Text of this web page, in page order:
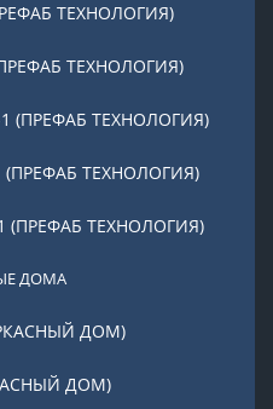
ТЕХНОЛОГИЯ)
ТЕХНОЛОГИЯ)
1 (ПРЕФАБ ТЕХНОЛОГИЯ)
(ПРЕФАБ ТЕХНОЛОГИЯ)
1 (ПРЕФАБ ТЕХНОЛОГИЯ)
ДОМА
ДОМ)
ДОМ)